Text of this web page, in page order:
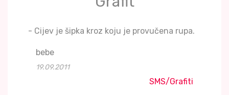
- Cijev je šipka kroz koju je provučena rupa.
bebe
19.09.2011
SMS/Grafiti